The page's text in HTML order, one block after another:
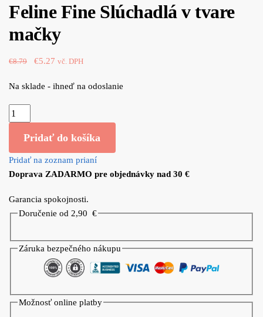
was:
€5.19.€3.63.
Feline Fine Slúchadlá v tvare
mačky
€8.79
Original
was:
€5.27 Current
is:
vč. DPH
Na sklade - ihneď na odoslanie
množstvo
Feline
Fine
Slúchadlá
tvare
mačky
Pridať do košíka
Pridať na zoznam prianí
Doprava ZADARMO pre objednávky nad 30 €
Garancia spokojnosti.
Doručenie od 2,90€
Záruka bezpečného nákupu
Možnosť online platby